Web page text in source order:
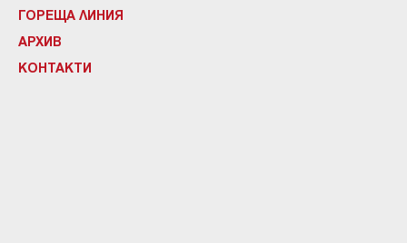
ГОРЕЩА ЛИНИЯ
АРХИВ
КОНТАКТИ